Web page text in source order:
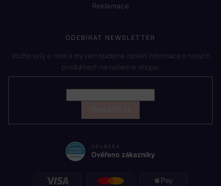
Reklamace
ODEBÍRAT NEWSLETTER
Vložte svůj e-mail a my vám budeme zasílat informace o nových
produktech na našem e-shopu.